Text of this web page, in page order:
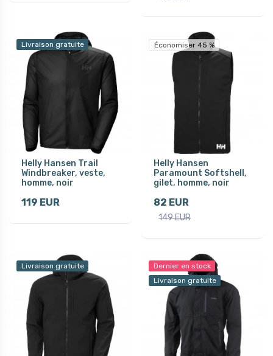
Livraison gratuite
Helly Hansen Trail
Windbreaker, veste,
homme, noir
119 EUR
Économiser 45 %
Helly Hansen
Paramount Softshell,
gilet, homme, noir
82 EUR
149 EUR
Livraison gratuite
Dernier en stock
Livraison gratuite